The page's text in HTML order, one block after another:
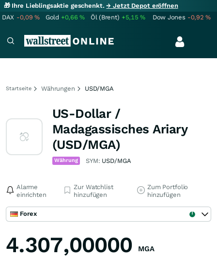
🎁 Ihre Lieblingsaktie geschenkt.→ Jetzt Depot eröffnen
DAX -0,09% Gold +0,66% Öl (Brent) +5,15% Dow Jones -0,92%
Startseite Währungen USD/MGA
US-Dollar /
Madagassisches Ariary
(USD/MGA)
Währung SYM: USD/MGA
Alarme
einrichten
Zur Watchlist
hinzufügen
Zum Portfolio
hinzufügen
Forex
4.307,00000 MGA